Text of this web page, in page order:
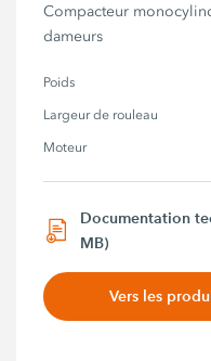
Compacteur
dameurs
Poids
Largeur de rouleau
Moteur
Documentation
MB)
Vers les